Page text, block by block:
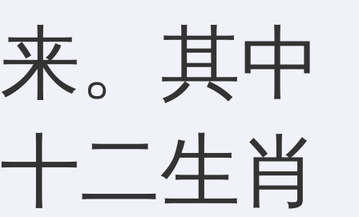
来。其中
十二生肖